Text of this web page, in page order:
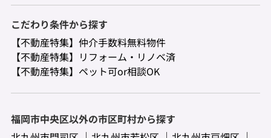
こだわり条件から探す
【不動産特集】仲介手数料無料物件
【不動産特集】リフォーム・リノベ済
【不動産特集】ペット可or相談OK
福岡市中央区以外の市区町村から探す